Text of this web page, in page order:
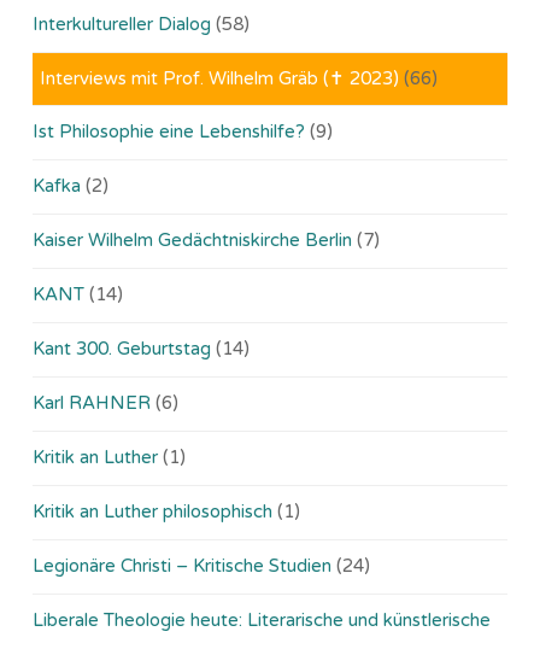
Interkultureller Dialog (58)
Interviews mit Prof. Wilhelm Gräb (✝ 2023) (66)
Ist Philosophie eine Lebenshilfe? (9)
Kafka (2)
Kaiser Wilhelm Gedächtniskirche Berlin (7)
KANT (14)
Kant 300. Geburtstag (14)
Karl RAHNER (6)
Kritik an Luther (1)
Kritik an Luther philosophisch (1)
Legionäre Christi – Kritische Studien (24)
Liberale Theologie heute: Literarische und künstlerische